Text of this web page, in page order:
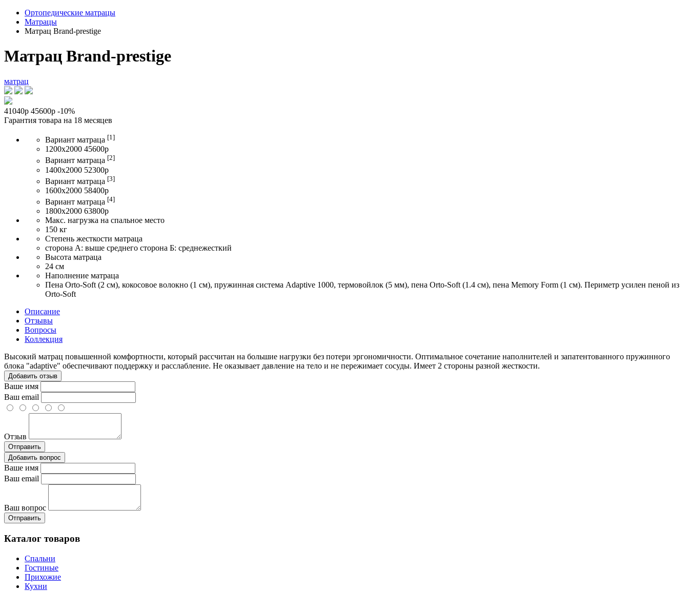
Ортопедические матрацы
Матрацы
Матрац Brand-prestige
Матрац Brand-prestige
матрац
41040р 45600р -10%
Гарантия товара на 18 месяцев
Вариант матраца [1]
1200x2000 45600р
Вариант матраца [2]
1400x2000 52300р
Вариант матраца [3]
1600x2000 58400р
Вариант матраца [4]
1800x2000 63800р
Макс. нагрузка на спальное место
150 кг
Степень жесткости матраца
сторона А: выше среднего сторона Б: среднежесткий
Высота матраца
24 см
Наполнение матраца
Пена Orto-Soft (2 см), кокосовое волокно (1 см), пружинная система Adaptive 1000, термовойлок (5 мм), пена Orto-Soft (1.4 см), пена Memory Form (1 см). Периметр усилен пеной из
Orto-Soft
Описание
Отзывы
Вопросы
Коллекция
Высокий матрац повышенной комфортности, который рассчитан на большие нагрузки без потери эргономичности. Оптимальное сочетание наполнителей и запатентованного пружинного
блока "adaptive" обеспечивают поддержку и расслабление. Не оказывает давление на тело и не пережимает сосуды. Имеет 2 стороны разной жесткости.
Добавить отзыв
Ваше имя
Ваш email
Отзыв
Отправить
Добавить вопрос
Ваше имя
Ваш email
Ваш вопрос
Отправить
Каталог товаров
Спальни
Гостиные
Прихожие
Кухни